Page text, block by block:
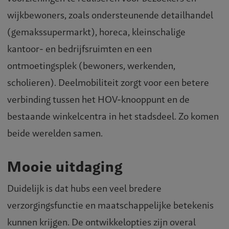
wijkbewoners, zoals ondersteunende detailhandel
(gemakssupermarkt), horeca, kleinschalige
kantoor- en bedrijfsruimten en een
ontmoetingsplek (bewoners, werkenden,
scholieren). Deelmobiliteit zorgt voor een betere
verbinding tussen het HOV-knooppunt en de
bestaande winkelcentra in het stadsdeel. Zo komen
beide werelden samen.
Mooie uitdaging
Duidelijk is dat hubs een veel bredere
verzorgingsfunctie en maatschappelijke betekenis
kunnen krijgen. De ontwikkelopties zijn overal